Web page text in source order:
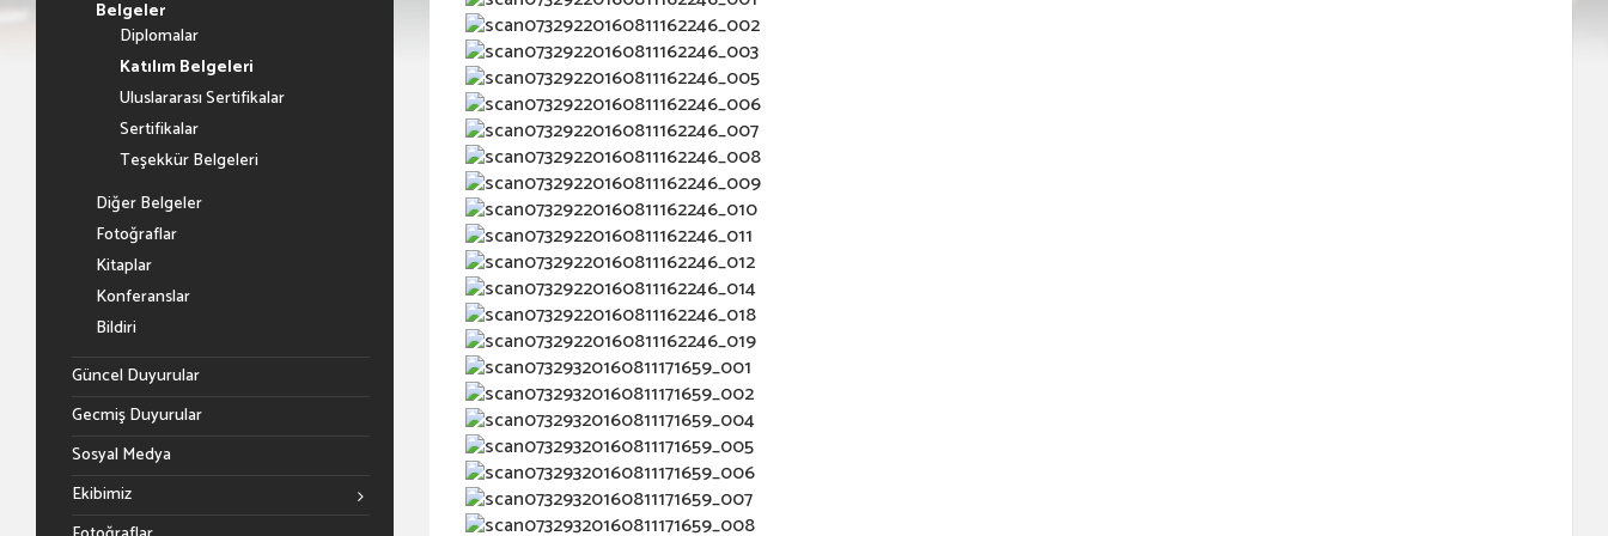
Belgeler
Diplomalar
Katılım Belgeleri
Uluslararası Sertifikalar
Sertifikalar
Teşekkür Belgeleri
Diğer Belgeler
Fotoğraflar
Kitaplar
Konferanslar
Bildiri
Güncel Duyurular
Gecmiş Duyurular
Sosyal Medya
Ekibimiz